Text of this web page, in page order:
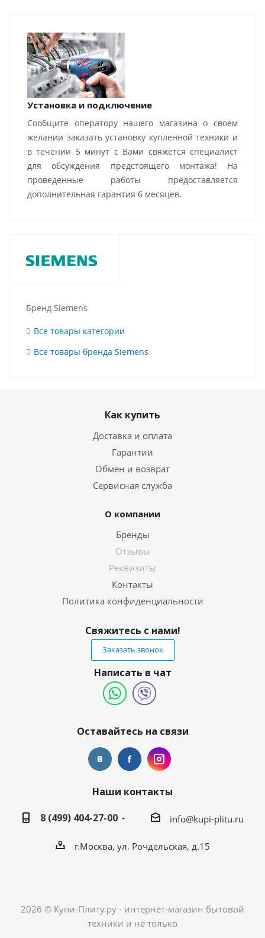
Установка и подключение
Сообщите оператору нашего магазина о своем
желании заказать установку купленной техники и
в течении 5 минут с Вами свяжется специалист
для обсуждения предстоящего монтажа! На
проведенные работы предоставляется
дополнительная гарантия 6 месяцев.
Бренд Siemens
Все товары категории
Все товары бренда Siemens
Как купить
Доставка и оплата
Гарантии
Обмен и возврат
Сервисная служба
О компании
Бренды
Отзывы
Реквизиты
Контакты
Политика конфиденциальности
Свяжитесь с нами!
Заказать звонок
Написать в чат
Оставайтесь на связи
Наши контакты
8 (499) 404-27-00
info@kupi-plitu.ru
г.Москва, ул. Рочдельская, д.15
2026 © Купи-Плиту.ру - интернет-магазин бытовой
техники и не только